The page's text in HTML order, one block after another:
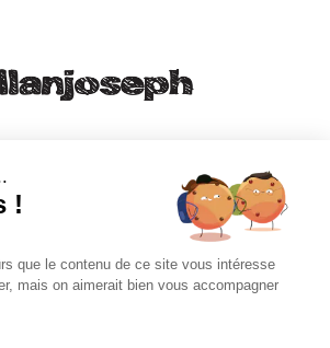
DAVSO - 13001 MARSEILLE
eshop@allanjoseph.com
!
que le contenu de ce site vous intéresse
mais on aimerait bien vous accompagner